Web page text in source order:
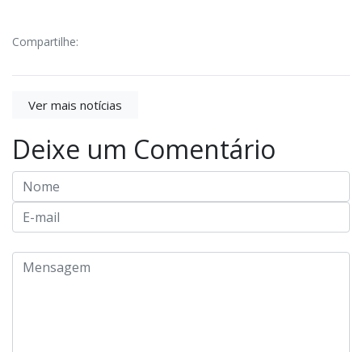
Compartilhe:
Ver mais notícias
Deixe um Comentário